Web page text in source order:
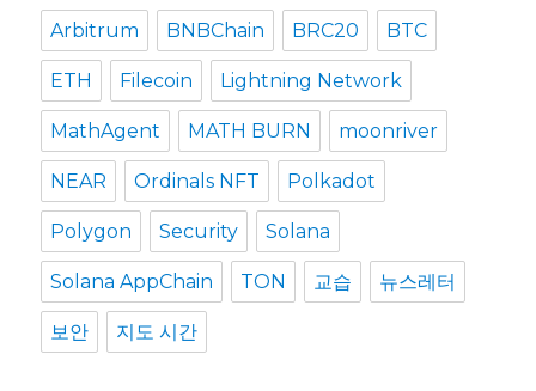
Arbitrum BNBChain BRC20 BTC
ETH Filecoin Lightning Network
MathAgent MATH BURN moonriver
NEAR Ordinals NFT Polkadot
Polygon Security Solana
Solana AppChain TON 교습 뉴스레터
보안 지도 시간